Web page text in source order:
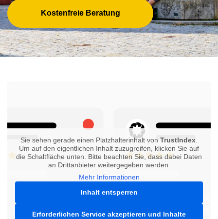
Kostenfreie Beratung
Sie sehen gerade einen Platzhalterinhalt von TrustIndex.
Um auf den eigentlichen Inhalt zuzugreifen, klicken Sie auf
die Schaltfläche unten. Bitte beachten Sie, dass dabei Daten
an Drittanbieter weitergegeben werden.
Mehr Informationen
Inhalt entsperren
Erforderlichen Service akzeptieren und Inhalte